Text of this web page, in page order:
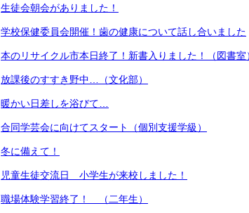
生徒会朝会がありました！
学校保健委員会開催！歯の健康について話し合いました
本のリサイクル市本日終了！新書入りました！（図書室
放課後のすすき野中…（文化部）
暖かい日差しを浴びて…
合同学芸会に向けてスタート（個別支援学級）
冬に備えて！
児童生徒交流日 小学生が来校しました！
職場体験学習終了！ （二年生）